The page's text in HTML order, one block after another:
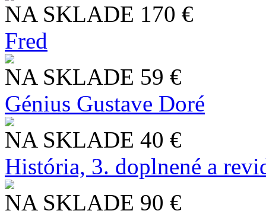
NA SKLADE 170 €
Fred
NA SKLADE 59 €
Génius Gustave Doré
NA SKLADE 40 €
História, 3. doplnené a
NA SKLADE 90 €